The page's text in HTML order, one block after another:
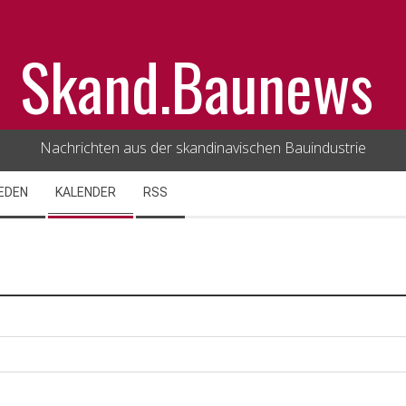
Skand.Baunews
Nachrichten aus der skandinavischen Bauindustrie
KALENDER RSS